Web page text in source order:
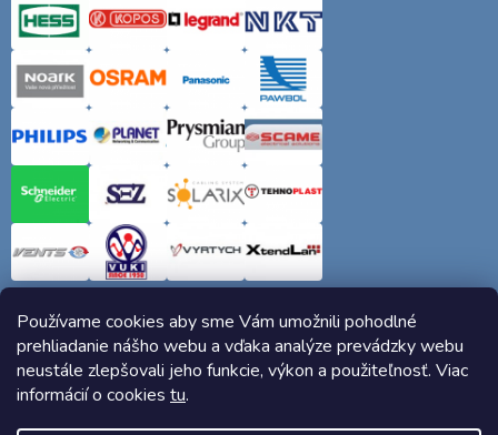
Používame cookies aby sme Vám umožnili pohodlné
prehliadanie nášho webu a vďaka analýze prevádzky webu
neustále zlepšovali jeho funkcie, výkon a použiteľnosť. Viac
informácií o cookies tu.
Copyright 2026Elektro-siete.sk. Všetky práva vyhradené.